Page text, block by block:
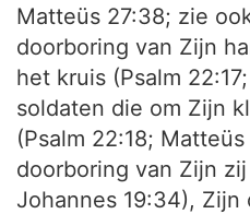
Matteüs 27:38; zie
doorboring van Zijn
het kruis (Psalm
soldaten die om Zijn
(Psalm 22:18;
doorboring van Zijn
Johannes 19:34), Zijn